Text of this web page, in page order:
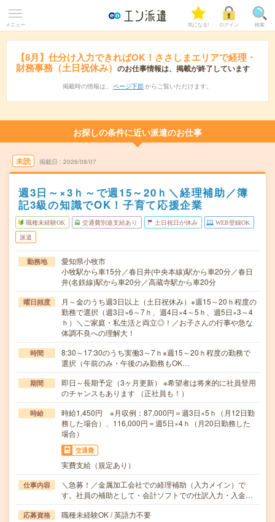
メニュー 気になる! ログイン 検索
【8月】仕分け入力できればOK！ささしまエリアで経理・
財務事務（土日祝休み） のお仕事情報は、掲載が終了しています
掲載時の情報は、 ページ下部 からご覧いただけます。
お探しの条件に近い派遣のお仕事
未読 掲載日 2026/08/07
週3日～×3ｈ～で週15～20ｈ＼経理補助／簿
記3級の知識でOK！子育て応援企業
職種未経験OK 交通費別途支給あり 土日祝日が休み WEB登録OK
派遣
勤務地
愛知県小牧市
小牧駅から車15分／春日井(中央本線)駅から車20分／春日
井(名鉄線)駅から車20分／高蔵寺駅から車20分
曜日頻度
月～金のうち週3日以上（土日祝休み）※週15～20ｈ程度の
勤務で選択（週3日×6～7ｈ、週4日×4～5ｈ、週5日×3～4
ｈ）＼ご家庭・私生活と両立◎！／お子さんの行事や急な
体調不良への理解大！
時間
8:30～17:30のうち実働3～7ｈ※週15～20ｈ程度の勤務で
選択（午前のみ・午後のみ勤務もOK…
期間
即日～長期予定（3ヶ月更新） ※希望者は将来的に社員登用
のチャンスもあります （正社員も！）
時給
時給1,450円 ※月収例：87,000円＝週3日×5ｈ（月12日勤
務した場合）、116,000円＝週5日×4ｈ（月20日勤務した
場合）
交通費
実費支給（規定あり）
仕事内容
＼急募！／金属加工会社での経理補助（入力メイン）で
す。社員の補助として・会計ソフトでの仕訳入力・入金…
応募資格
職種未経験OK / 英語力不要